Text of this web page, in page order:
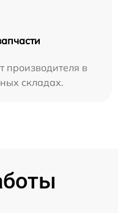
производителя в
складах.